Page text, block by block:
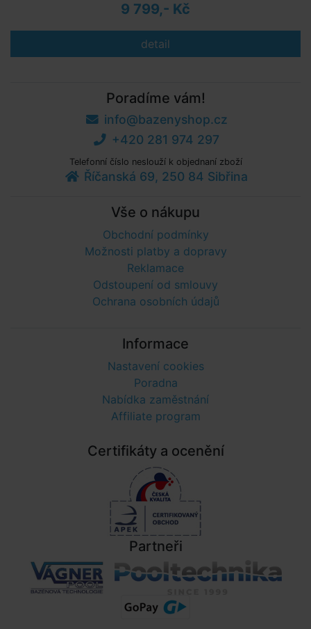
9 799,- Kč
detail
Poradíme vám!
info@bazenyshop.cz
+420 281 974 297
Telefonní číslo neslouží k objednaní zboží
Říčanská 69, 250 84 Sibřina
Vše o nákupu
Obchodní podmínky
Možnosti platby a dopravy
Reklamace
Odstoupení od smlouvy
Ochrana osobních údajů
Informace
Nastavení cookies
Poradna
Nabídka zaměstnání
Affiliate program
Certifikáty a ocenění
Partneři